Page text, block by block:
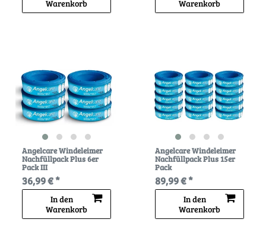
Warenkorb Warenkorb
Angelcare Windeleimer
Nachfüllpack Plus 6er
Pack III
36,99 € *
In den
Warenkorb
Angelcare Windeleimer
Nachfüllpack Plus 15er
Pack
89,99 € *
In den
Warenkorb